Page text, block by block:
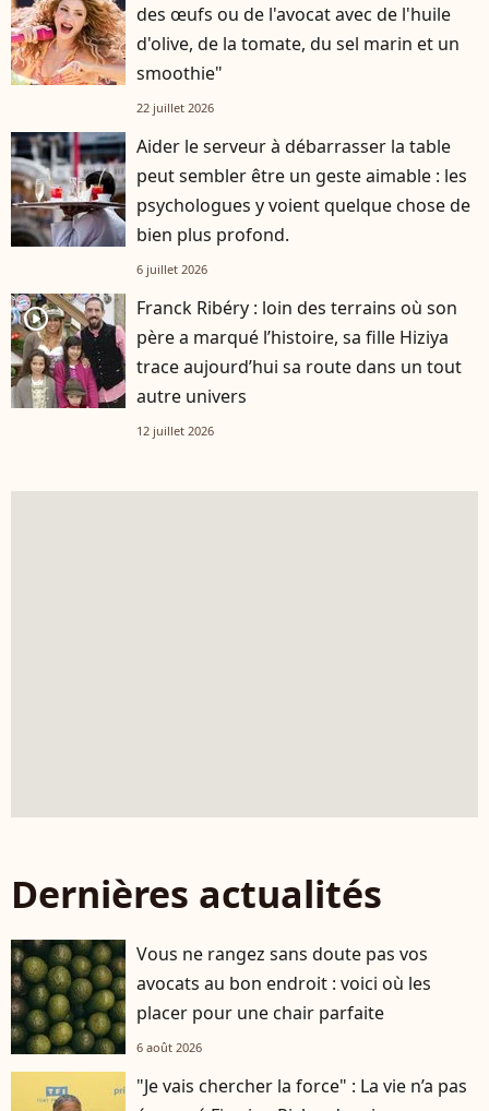
des œufs ou de l'avocat avec de l'huile
d'olive, de la tomate, du sel marin et un
smoothie"
22 juillet 2026
Aider le serveur à débarrasser la table
peut sembler être un geste aimable : les
psychologues y voient quelque chose de
bien plus profond.
6 juillet 2026
player2
Franck Ribéry : loin des terrains où son
père a marqué l’histoire, sa fille Hiziya
trace aujourd’hui sa route dans un tout
autre univers
12 juillet 2026
Dernières actualités
Vous ne rangez sans doute pas vos
avocats au bon endroit : voici où les
placer pour une chair parfaite
6 août 2026
"Je vais chercher la force" : La vie n’a pas